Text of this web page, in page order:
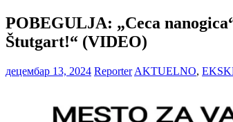
POBEGULJA: „Ceca
Štutgart!“ (VIDEO)
децембар 13, 2024 Reporter AKTUELNO,